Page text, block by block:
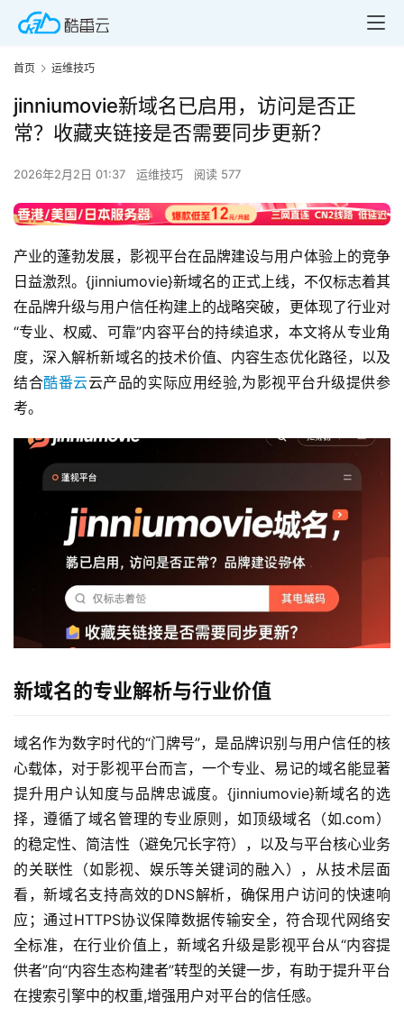
首页 运维技巧
jinniumovie新域名已启用，访问是否正
常？收藏夹链接是否需要同步更新？
2026年2月2日 01:37 运维技巧 阅读 577
产业的蓬勃发展，影视平台在品牌建设与用户体验上的竞争
日益激烈。{jinniumovie}新域名的正式上线，不仅标志着其
在品牌升级与用户信任构建上的战略突破，更体现了行业对
“专业、权威、可靠”内容平台的持续追求，本文将从专业角
度，深入解析新域名的技术价值、内容生态优化路径，以及
结合酷番云云产品的实际应用经验,为影视平台升级提供参
考。
新域名的专业解析与行业价值
域名作为数字时代的“门牌号”，是品牌识别与用户信任的核
心载体，对于影视平台而言，一个专业、易记的域名能显著
提升用户认知度与品牌忠诚度。{jinniumovie}新域名的选
择，遵循了域名管理的专业原则，如顶级域名（如.com）
的稳定性、简洁性（避免冗长字符），以及与平台核心业务
的关联性（如影视、娱乐等关键词的融入），从技术层面
看，新域名支持高效的DNS解析，确保用户访问的快速响
应；通过HTTPS协议保障数据传输安全，符合现代网络安
全标准，在行业价值上，新域名升级是影视平台从“内容提
供者”向“内容生态构建者”转型的关键一步，有助于提升平台
在搜索引擎中的权重,增强用户对平台的信任感。